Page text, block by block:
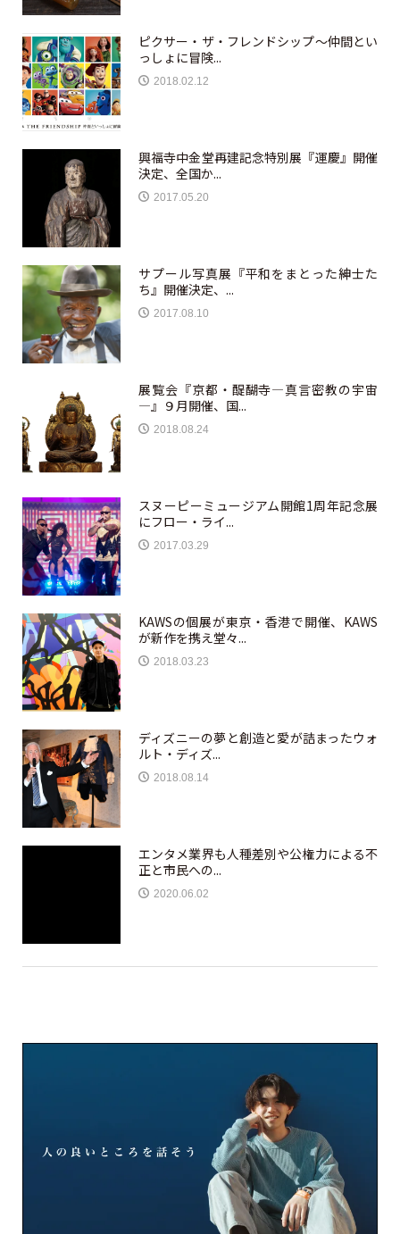
ピクサー・ザ・フレンドシップ～仲間とい
っしょに冒険...
2018.02.12
興福寺中金堂再建記念特別展『運慶』開催
決定、全国か...
2017.05.20
サプール写真展『平和をまとった紳士た
ち』開催決定、...
2017.08.10
展覧会『京都・醍醐寺―真言密教の宇宙
―』９月開催、国...
2018.08.24
スヌーピーミュージアム開館1周年記念展
にフロー・ライ...
2017.03.29
KAWSの個展が東京・香港で開催、KAWS
が新作を携え堂々...
2018.03.23
ディズニーの夢と創造と愛が詰まったウォ
ルト・ディズ...
2018.08.14
エンタメ業界も人種差別や公権力による不
正と市民への...
2020.06.02